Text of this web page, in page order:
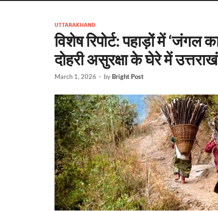
UTTARAKHAND
विशेष रिपोर्ट: पहाड़ों में ‘जंगल
दोहरी असुरक्षा के घेरे में
March 1, 2026 - by Bright Post